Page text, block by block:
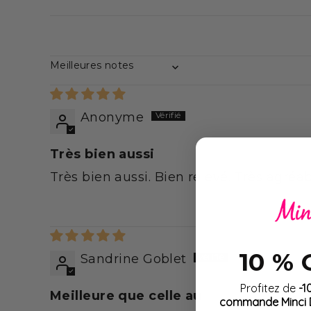
Découvrez de
MinciDélice vous
Omelette ou œufs
En-cas hypocalorique
Conditionnement
formulation de ce
Anonyme
Très bien aussi
Très bien aussi. Bien relevé. Très
Sandrine Goblet
Meilleure que celle au
10 %
Profitez de -
commande Minci